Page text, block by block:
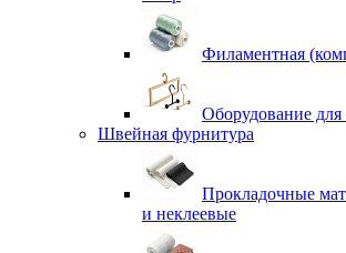
Филаментная
Оборудование
Швейная фурнитура
Прокладочные
и неклеевые